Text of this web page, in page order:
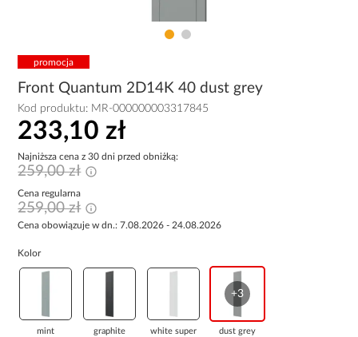
promocja
Front Quantum 2D14K 40 dust grey
Kod produktu: MR-000000003317845
233,10 zł
Najniższa cena z 30 dni przed obniżką:
259,00 zł
Cena regularna
259,00 zł
Cena obowiązuje w dn.: 7.08.2026 - 24.08.2026
Kolor
mint graphite white super
+3
dust grey